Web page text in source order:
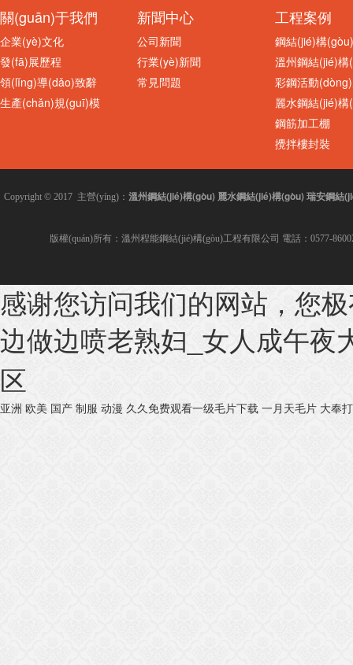
PVC采光板 溫州采光瓦 960型夾芯
關(guān)于我們
企業(yè)文化
發(fā)展歷程
領(lǐng)導(dǎo)致辭
生產(chǎn)規(guī)模
新聞中心
公司新聞
行業(yè)新聞
常見問題
工程案例
鋼結(jié)構
溫州鋼結(jié)構
彩鋼活動
麗水鋼結(jié)構
鋼筋加工棚
攪拌樓封裝
Copyright © 2017 主營(yíng)： 溫州鋼結(jié)構(gòu) 麗水鋼結(jié)構(gòu)瑞安鋼結
版權(quán)所有：溫州程能鋼結(jié)構(gòu)工程有限公司 電話：0577-
感谢您访问我们的网站，您
边做边喷老熟妇_女人成午夜
区
亚洲 欧美 国产 制服 动漫 久久免费观看一级毛片下载 一月天毛片 大奉